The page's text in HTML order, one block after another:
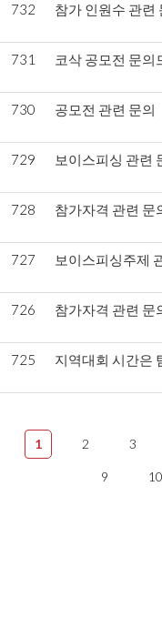
732 참가 인원수 관련
731 코삭 공모전 문의
730 공모전 관련 문의
729 보이스피싱 관련
728 참가자격 관련 문
727 보이스피싱주제
726 참가자격 관련 문
725 지역대회 시간은
1 2 3
9 10